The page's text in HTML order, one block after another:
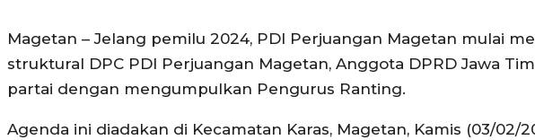
Magetan – Jelang pemilu 2024, PDI Perjuangan Magetan mulai
struktural DPC PDI Perjuangan Magetan, Anggota DPRD Jawa
partai dengan mengumpulkan Pengurus Ranting.
Agenda ini diadakan di Kecamatan Karas, Magetan, Kamis (03/02/